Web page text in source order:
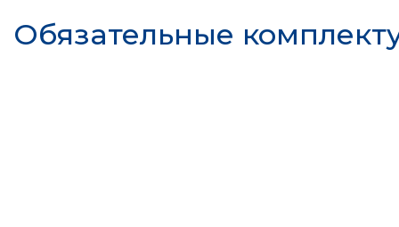
Обязательные